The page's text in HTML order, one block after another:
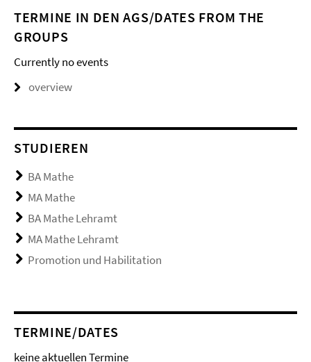
TERMINE IN DEN AGS/DATES FROM THE
GROUPS
Currently no events
overview
STUDIEREN
BA Mathe
MA Mathe
BA Mathe Lehramt
MA Mathe Lehramt
Promotion und Habilitation
TERMINE/DATES
keine aktuellen Termine